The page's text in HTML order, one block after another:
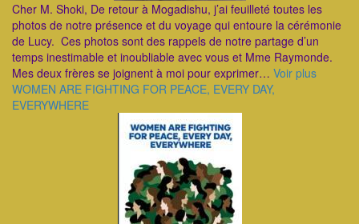
Cher M. Shoki, De retour à Mogadishu, j’ai feuilleté toutes les
photos de notre présence et du voyage qui entoure la cérémonie
de Lucy. Ces photos sont des rappels de notre partage d’un
temps inestimable et inoubliable avec vous et Mme Raymonde.
Mes deux frères se joignent à moi pour exprimer… Voir plus
WOMEN ARE FIGHTING FOR PEACE, EVERY DAY,
EVERYWHERE